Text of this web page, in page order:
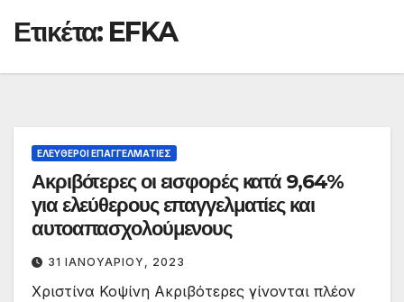
Ετικέτα: EFKA
ΕΛΕΎΘΕΡΟΙ ΕΠΑΓΓΕΛΜΑΤΊΕΣ
Ακριβότερες οι εισφορές κατά 9,64%
για ελεύθερους επαγγελματίες και
αυτοαπασχολούμενους
31 ΙΑΝΟΥΑΡΊΟΥ, 2023
Χριστίνα Κοψίνη Ακριβότερες γίνονται πλέον